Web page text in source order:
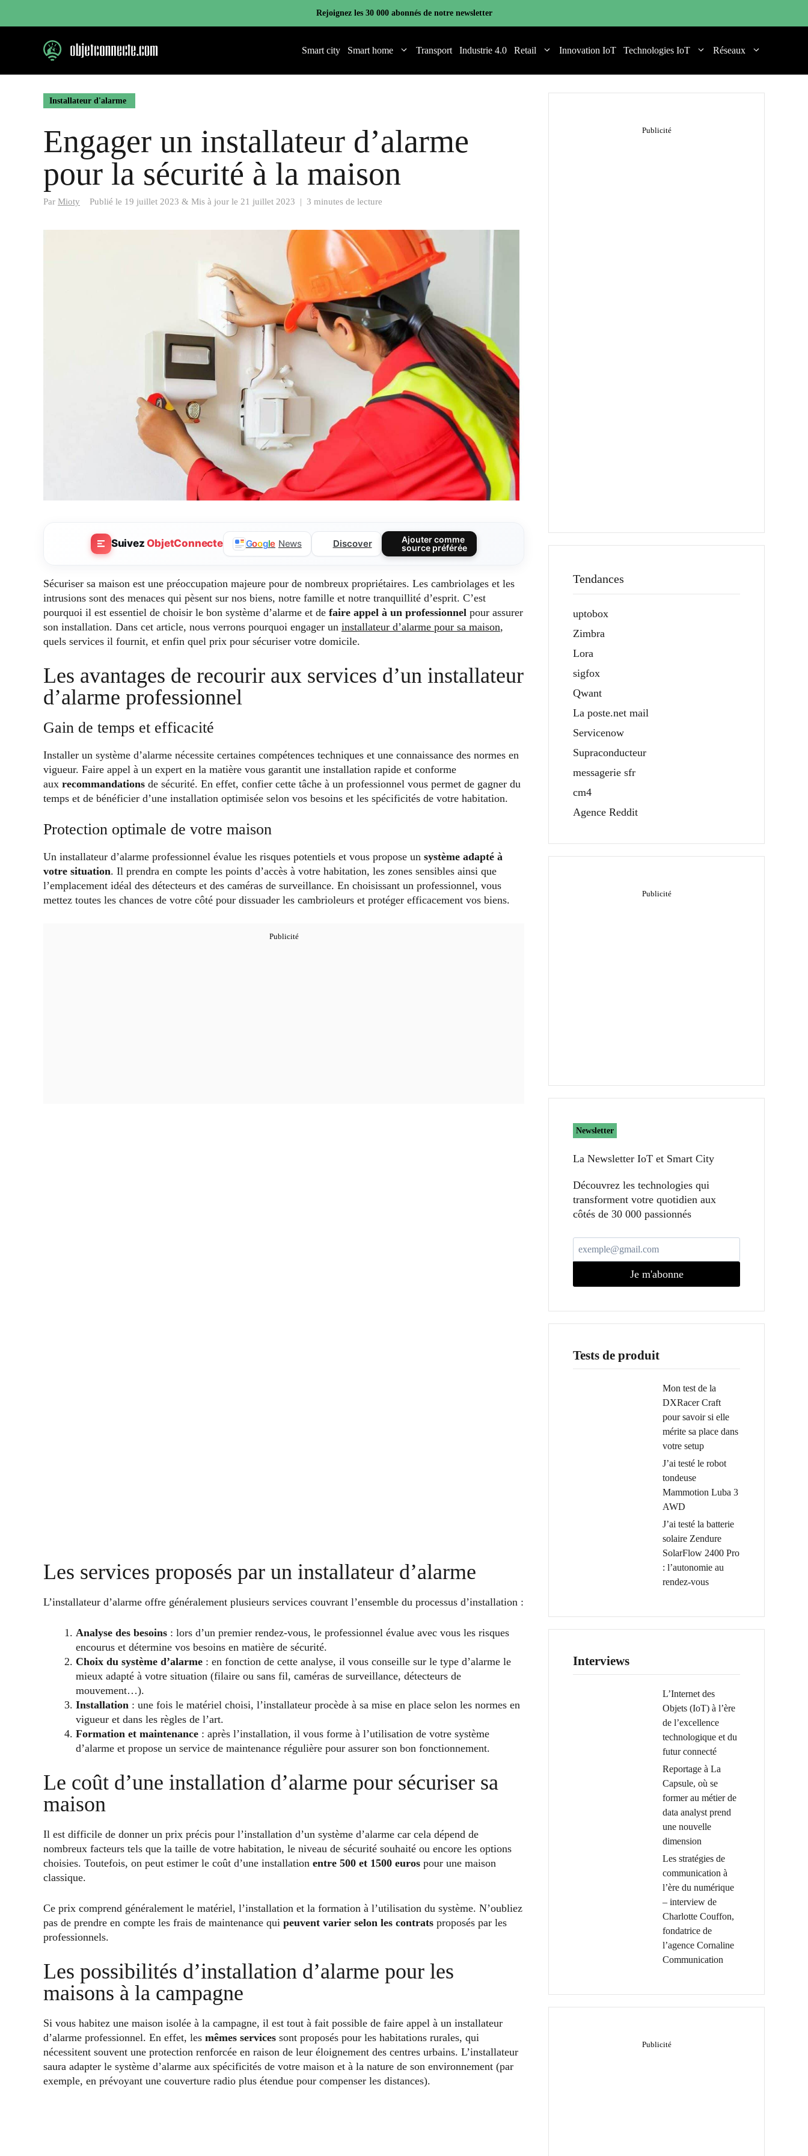
Rejoignez les 30 000 abonnés de notre newsletter
Smart city Smart home Transport Industrie 4.0 Retail Innovation IoT Technologies IoT Réseaux
Installateur d'alarme
Engager un installateur d’alarme
pour la sécurité à la maison
Par Mioty Publié le 19 juillet 2023 & Mis à jour le 21 juillet 2023 | 3 minutes de lecture
SuivezObjetConnecte Google News Discover
Ajouter comme
source préférée
Sécuriser sa maison est une préoccupation majeure pour de nombreux propriétaires. Les cambriolages et les
intrusions sont des menaces qui pèsent sur nos biens, notre famille et notre tranquillité d’esprit. C’est
pourquoi il est essentiel de choisir le bon système d’alarme et de faire appel à un professionnel pour assurer
son installation. Dans cet article, nous verrons pourquoi engager un installateur d’alarme pour sa maison,
quels services il fournit, et enfin quel prix pour sécuriser votre domicile.
Les avantages de recourir aux services d’un installateur
d’alarme professionnel
Gain de temps et efficacité
Installer un système d’alarme nécessite certaines compétences techniques et une connaissance des normes en
vigueur. Faire appel à un expert en la matière vous garantit une installation rapide et conforme
aux recommandations de sécurité. En effet, confier cette tâche à un professionnel vous permet de gagner du
temps et de bénéficier d’une installation optimisée selon vos besoins et les spécificités de votre habitation.
Protection optimale de votre maison
Un installateur d’alarme professionnel évalue les risques potentiels et vous propose un système adapté à
votre situation. Il prendra en compte les points d’accès à votre habitation, les zones sensibles ainsi que
l’emplacement idéal des détecteurs et des caméras de surveillance. En choisissant un professionnel, vous
mettez toutes les chances de votre côté pour dissuader les cambrioleurs et protéger efficacement vos biens.
Les services proposés par un installateur d’alarme
L’installateur d’alarme offre généralement plusieurs services couvrant l’ensemble du processus d’installation :
Analyse des besoins : lors d’un premier rendez-vous, le professionnel évalue avec vous les risques
encourus et détermine vos besoins en matière de sécurité.
Choix du système d’alarme : en fonction de cette analyse, il vous conseille sur le type d’alarme le
mieux adapté à votre situation (filaire ou sans fil, caméras de surveillance, détecteurs de
mouvement…).
Installation : une fois le matériel choisi, l’installateur procède à sa mise en place selon les normes en
vigueur et dans les règles de l’art.
Formation et maintenance : après l’installation, il vous forme à l’utilisation de votre système
d’alarme et propose un service de maintenance régulière pour assurer son bon fonctionnement.
Le coût d’une installation d’alarme pour sécuriser sa
maison
Il est difficile de donner un prix précis pour l’installation d’un système d’alarme car cela dépend de
nombreux facteurs tels que la taille de votre habitation, le niveau de sécurité souhaité ou encore les options
choisies. Toutefois, on peut estimer le coût d’une installation entre 500 et 1500 euros pour une maison
classique.
Ce prix comprend généralement le matériel, l’installation et la formation à l’utilisation du système. N’oubliez
pas de prendre en compte les frais de maintenance qui peuvent varier selon les contrats proposés par les
professionnels.
Les possibilités d’installation d’alarme pour les
maisons à la campagne
Si vous habitez une maison isolée à la campagne, il est tout à fait possible de faire appel à un installateur
d’alarme professionnel. En effet, les mêmes services sont proposés pour les habitations rurales, qui
nécessitent souvent une protection renforcée en raison de leur éloignement des centres urbains. L’installateur
saura adapter le système d’alarme aux spécificités de votre maison et à la nature de son environnement (par
exemple, en prévoyant une couverture radio plus étendue pour compenser les distances).
Tendances
uptobox
Zimbra
Lora
sigfox
Qwant
La poste.net mail
Servicenow
Supraconducteur
messagerie sfr
cm4
Agence Reddit
Newsletter
La Newsletter IoT et Smart City​
Découvrez les technologies qui
transforment votre quotidien aux
côtés de 30 000 passionnés
Je m'abonne
Tests de produit
Mon test de la
DXRacer Craft
pour savoir si elle
mérite sa place dans
votre setup
J’ai testé le robot
tondeuse
Mammotion Luba 3
AWD
J’ai testé la batterie
solaire Zendure
SolarFlow 2400 Pro
: l’autonomie au
rendez-vous
Interviews
L’Internet des
Objets (IoT) à l’ère
de l’excellence
technologique et du
futur connecté
Reportage à La
Capsule, où se
former au métier de
data analyst prend
une nouvelle
dimension
Les stratégies de
communication à
l’ère du numérique
– interview de
Charlotte Couffon,
fondatrice de
l’agence Cornaline
Communication